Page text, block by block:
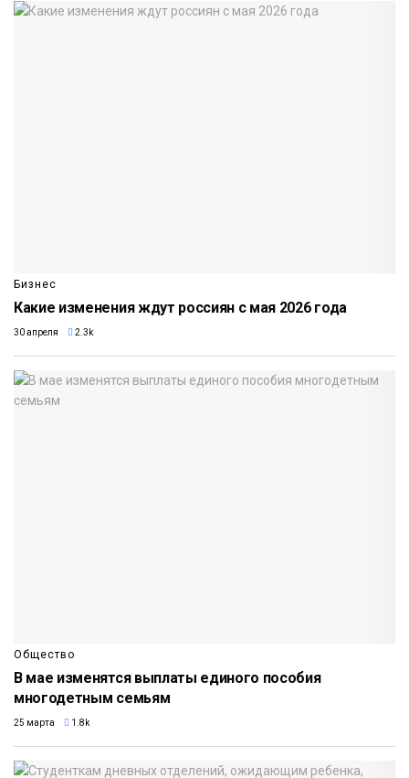
Бизнес
Какие изменения ждут россиян с мая 2026 года
30 апреля 2.3k
Общество
В мае изменятся выплаты единого пособия
многодетным семьям
25 марта 1.8k